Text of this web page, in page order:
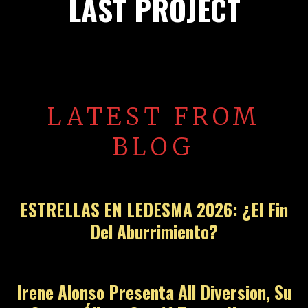
LATEST FROM
BLOG
ESTRELLAS EN LEDESMA 2026: ¿El Fin
Del Aburrimiento?
Irene Alonso Presenta All Diversion, Su